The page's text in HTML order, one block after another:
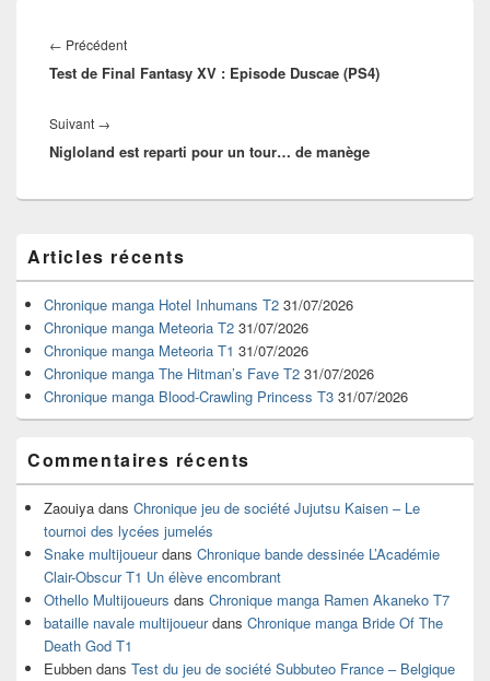
de
l’article
← PrécédentArticle
précédent :
Test de Final Fantasy XV : Episode Duscae (PS4)
Suivant →
suivant :
Nigloland est reparti pour un tour… de manège
principale
de
widget
pour
barre
latérale
Articles récents
Chronique manga Hotel Inhumans T2 31/07/2026
Chronique manga Meteoria T2 31/07/2026
Chronique manga Meteoria T1 31/07/2026
Chronique manga The Hitman’s Fave T2 31/07/2026
Chronique manga Blood-Crawling Princess T3 31/07/2026
Commentaires récents
Zaouiya dans Chronique jeu de société Jujutsu Kaisen – Le
tournoi des lycées jumelés
Snake multijoueurdans Chronique bande dessinée L’Académie
Clair-Obscur T1 Un élève encombrant
Othello Multijoueurs dans Chronique manga Ramen Akaneko T7
bataille navale multijoueurdans Chronique manga Bride Of The
Death God T1
Eubben dans Test du jeu de société Subbuteo France – Belgique